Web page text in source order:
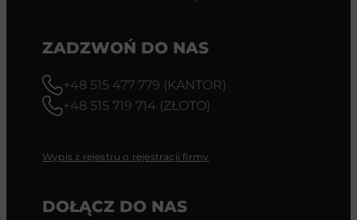
ZADZWOŃ DO NAS
+48 515 477 779 (KANTOR)
+48 515 719 714 (ZŁOTO)
Wypis z rejestru o rejestracji firmy
DOŁĄCZ DO NAS